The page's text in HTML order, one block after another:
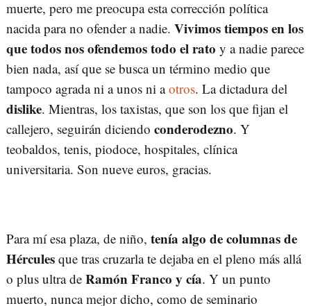
muerte, pero me preocupa esta corrección política
nacida para no ofender a nadie. Vivimos tiempos en los
que todos nos ofendemos todo el rato y a nadie parece
bien nada, así que se busca un término medio que
tampoco agrada ni a unos ni aotros. La dictadura del
dislike. Mientras, los taxistas, que son los que fijan el
callejero, seguirán diciendo conderodezno. Y
teobaldos, tenis, piodoce, hospitales, clínica
universitaria. Son nueve euros, gracias.
Para mí esa plaza, de niño, tenía algo de columnas de
Hércules que tras cruzarla te dejaba en el pleno más allá
o plus ultra de Ramón Franco y cía. Y un punto
muerto, nunca mejor dicho, como de seminario